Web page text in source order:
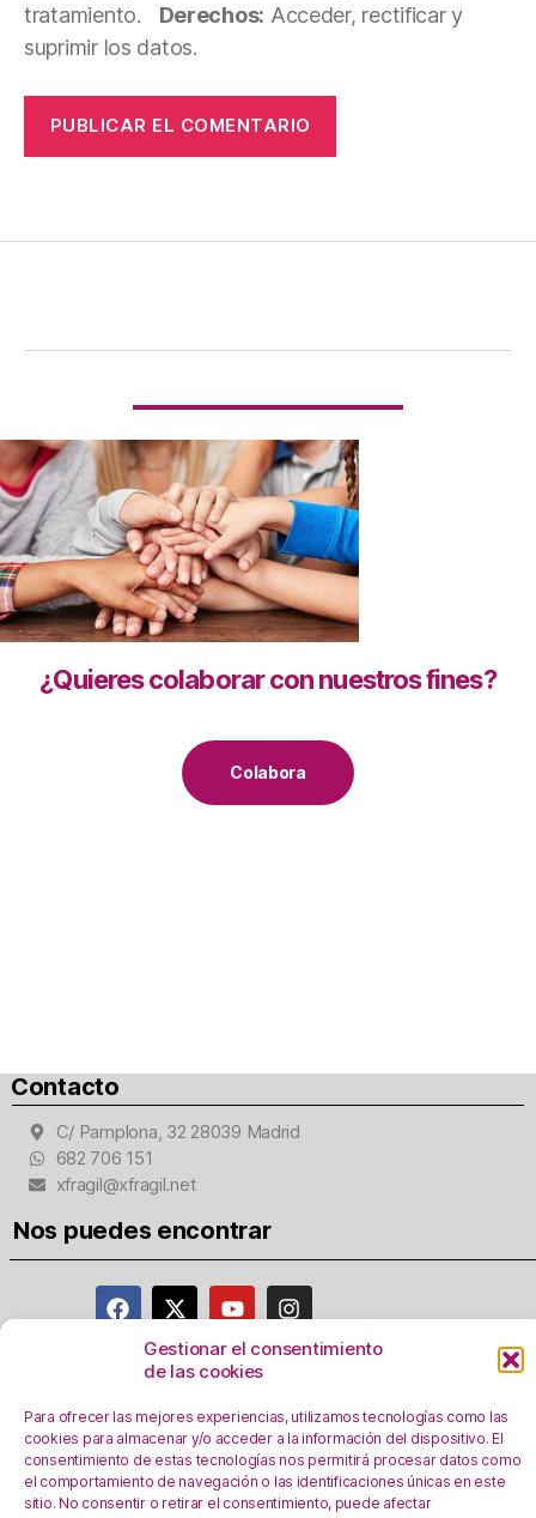
Gestionar el consentimiento
de las cookies
Para ofrecer las mejores experiencias, utilizamos tecnologías como las
cookies para almacenar y/o acceder a la información del dispositivo. El
consentimiento de estas tecnologías nos permitirá procesar datos como
el comportamiento de navegación o las identificaciones únicas en este
sitio. No consentir o retirar el consentimiento, puede afectar
tratamiento.
Derechos: Acceder, rectificar y
suprimir los datos.
¿Quieres colaborar con nuestros fines?
Colabora
Contacto
C/ Pamplona, 32 28039 Madrid
682 706 151
xfragil@xfragil.net
Nos puedes encontrar
Política de privacidad
Registro Actividades como responsables del
tratamiento
Política de Cookies